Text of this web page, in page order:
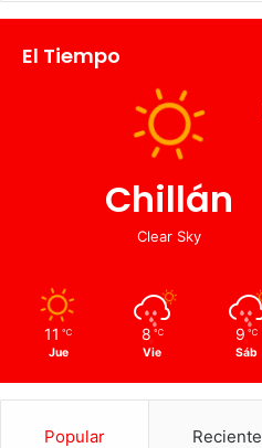
El Tiempo
Chillán
Clear Sky
11 ℃
Jue
8 ℃
Vie
9 ℃
Sáb
Popular Reciente